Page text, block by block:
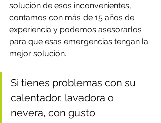
solución de esos inconvenientes,
contamos con más de 15 años de
experiencia y podemos asesorarlos
para que esas emergencias tengan la
mejor solución.
Si tienes problemas con su
calentador, lavadora o
nevera, con gusto